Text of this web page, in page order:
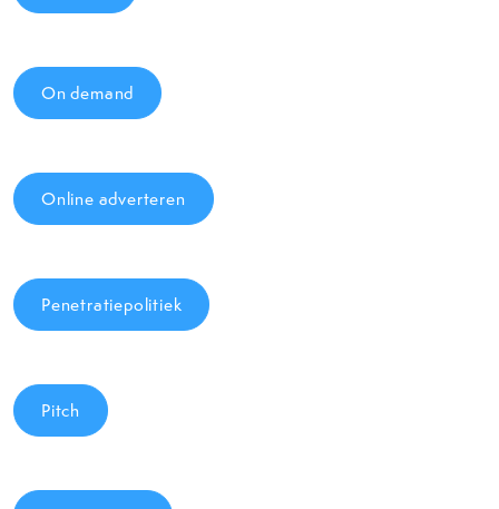
On demand
Online adverteren
Penetratiepolitiek
Pitch